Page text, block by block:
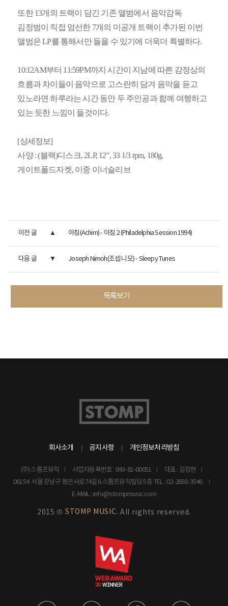
또한 13개의 트랙이 담긴 기존 앨범에서 음악감독
김정범이 직접 엄선한 7개의 미공개 트랙이 추가된 이번
앨범은 LP를 통해서만 들을 수 있기에 더욱더 특별하다.
10:12AM부터 11:59PM까지 시간이 지남에 따른 감정상의
흐름과 차이들이 음악으로 고스란히 담겨 음악을 듣고
있노라면 하루라는 시간 동안 두 주인공과 함께 여행하고
있는 듯한 느낌이 들것이다.
[상세정보]
사양 : (블랙)디스크, 2LP, 12", 33 1/3 rpm, 180g,
게이트폴드자켓, 이중 이너슬리브
이전 글 아침(Achim) - 아침 2 (Philadelphia Session 1994)
다음 글 Joseph Nimoh(조셉 니모) - Sleepy Tunes
목록보기
회사소개 공지사항 개인정보처리방침
(주) 스톰프뮤직 사업자등록번호 : 843-81-00051
대표 : 김정현
06154 서울 강남구 봉은사로74길 6 스톰프뮤직빌딩 5층 TEL : 02-2658-3546
E-MAIL : info@stompmusic.com
2015 © STOMP MUSIC. All rights reserved.